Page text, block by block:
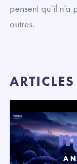
pensent qu’il
autres.